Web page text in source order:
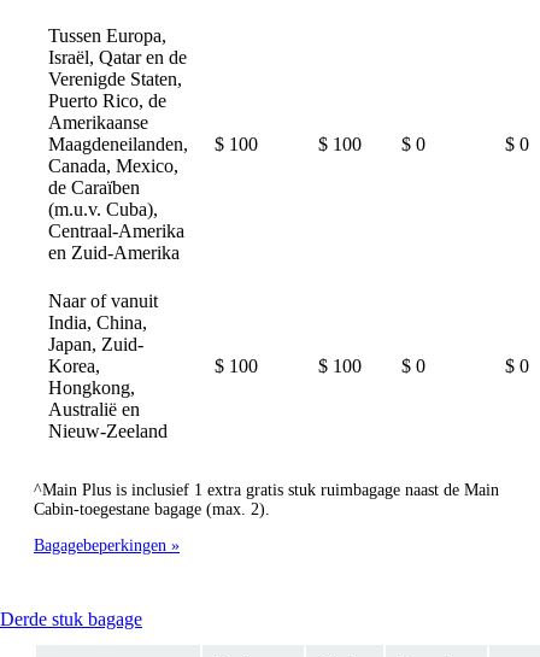
Tussen Europa,
Israël, Qatar en de
Verenigde Staten,
Puerto Rico, de
Amerikaanse
Maagdeneilanden,
Canada, Mexico,
de Caraïben
(m.u.v. Cuba),
Centraal-Amerika
en Zuid-Amerika
$ 100 $ 100 $ 0 $ 0
Naar of vanuit
India, China,
Japan, Zuid-
Korea,
Hongkong,
Australië en
Nieuw-Zeeland
$ 100 $ 100 $ 0 $ 0
^Main Plus is inclusief 1 extra gratis stuk ruimbagage naast de Main
Cabin-toegestane bagage (max. 2).
Bagagebeperkingen
Derde stuk bagageThis